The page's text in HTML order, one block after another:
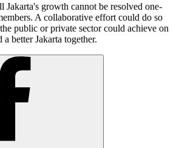
Jakarta's growth cannot be resolved one-
A collaborative effort could do so
public or private sector could achieve on
better Jakarta together.